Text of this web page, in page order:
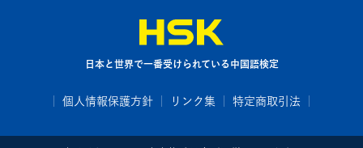
日本と世界で一番受けられている中国語検定
個人情報保護方針 リンク集 特定商取引法